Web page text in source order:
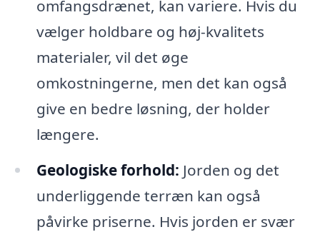
omfangsdrænet, kan variere. Hvis du
vælger holdbare og høj-kvalitets
materialer, vil det øge
omkostningerne, men det kan også
give en bedre løsning, der holder
længere.
Geologiske forhold: Jorden og det
underliggende terræn kan også
påvirke priserne. Hvis jorden er svær